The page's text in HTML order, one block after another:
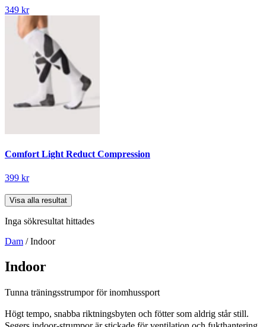
349 kr
Comfort Light Reduct Compression
399 kr
Visa alla resultat
Inga sökresultat hittades
Dam / Indoor
Indoor
Tunna träningsstrumpor för inomhussport
Högt tempo, snabba riktningsbyten och fötter som aldrig står still.